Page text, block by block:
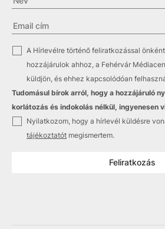
A Hírlevélre történő feliratkozással
hozzájárulok ahhoz, a Fehérvár
küldjön, és ehhez kapcsolódóan
Tudomásul bírok arról, hogy a hozzájáruló
korlátozás és indokolás nélkül, ingyenesen
Nyilatkozom, hogy a hírlevél küldésre
tájékoztatót megismertem.
Feliratkozás